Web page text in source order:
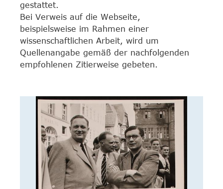
gestattet.
Bei Verweis auf die Webseite,
beispielsweise im Rahmen einer
wissenschaftlichen Arbeit, wird um
Quellenangabe gemäß der nachfolgenden
empfohlenen Zitierweise gebeten.